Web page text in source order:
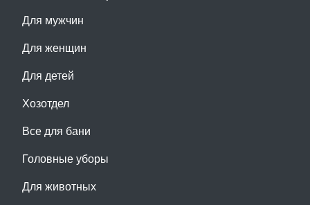
Для мужчин
Для женщин
Для детей
Хозотдел
Все для бани
Головные уборы
Для животных